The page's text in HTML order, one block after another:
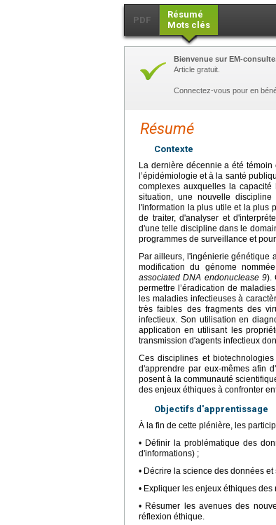
PDF
Résumé
Mots clés
Bienvenue sur EM-
Article gratuit.
Connectez-vous pour en
Résumé
Contexte
La dernière décennie a été
l’épidémiologie et à la santé
complexes auxquelles la
situation, une nouvelle
l'information la plus utile et la plus
de traiter, d'analyser et
d'une telle discipline dans le
programmes de surveillance et
Par ailleurs, l'ingénierie génétique
modification du génome nommée
associated DNA endonuclease 9).
permettre l’éradication de
les maladies infectieuses à
très faibles des fragments des
infectieux. Son utilisation en
application en utilisant les
transmission d'agents infectieux
Ces disciplines et
d'apprendre par eux-mêmes afin
posent à la communauté
des enjeux éthiques à confronter
Objectifs d'apprentissage
À la fin de cette plénière, les
• Définir la problématique des
d'informations) ;
• Décrire la science des données
• Expliquer les enjeux éthiques
• Résumer les avenues des
réflexion éthique.